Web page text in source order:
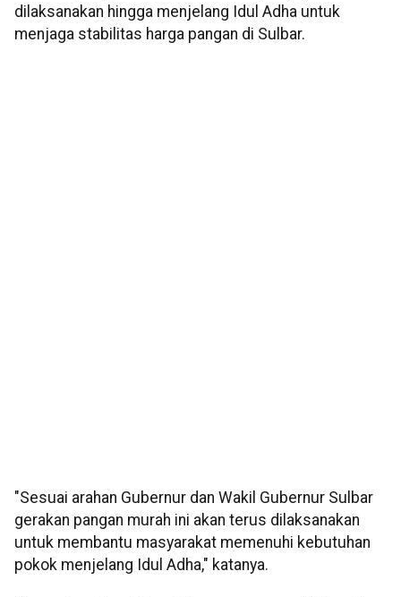
dilaksanakan hingga menjelang Idul Adha untuk
menjaga stabilitas harga pangan di Sulbar.
"Sesuai arahan Gubernur dan Wakil Gubernur Sulbar
gerakan pangan murah ini akan terus dilaksanakan
untuk membantu masyarakat memenuhi kebutuhan
pokok menjelang Idul Adha," katanya.